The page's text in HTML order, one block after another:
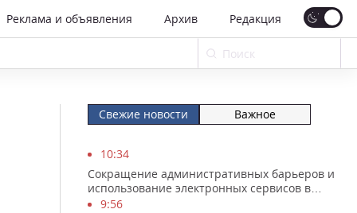
Реклама и объявления Архив Редакция
Свежие новости Важное
10:34
Сокращение административных барьеров и
использование электронных сервисов в
сфере земли и ...
9:56